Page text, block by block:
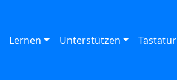
Lernen Unterstützen Tastatur